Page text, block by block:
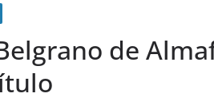
de